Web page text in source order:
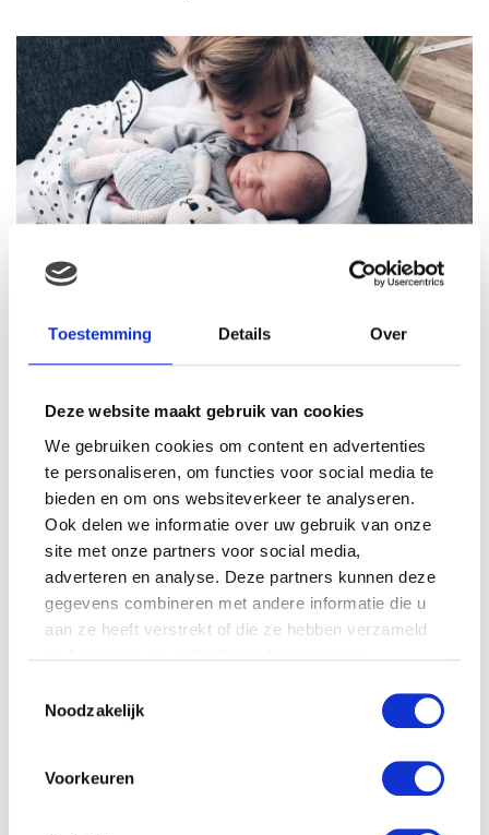
Toestemming Details Over
Deze website maakt gebruik van cookies
We gebruiken cookies om content en advertenties
te personaliseren, om functies voor social media te
bieden en om ons websiteverkeer te analyseren.
Ook delen we informatie over uw gebruik van onze
site met onze partners voor social media,
adverteren en analyse. Deze partners kunnen deze
gegevens combineren met andere informatie die u
aan ze heeft verstrekt of die ze hebben verzameld
Noodzakelijk
Voorkeuren
MAMA THIRZA: DE WENS VOOR EEN TWEEDE
KINDJE. VLAK NA DE GEBOORTE VAN ONZE
BABY BEGON HET INEENS TE KRIEBELEN..
MAMA THIRZA: EN DAN KOMT DIE DAG DAT JE